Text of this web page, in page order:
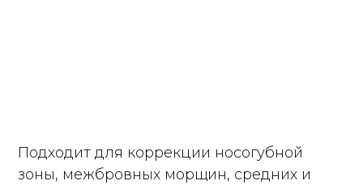
Подходит для коррекции носогубной
зоны, межбровных морщин, средних и